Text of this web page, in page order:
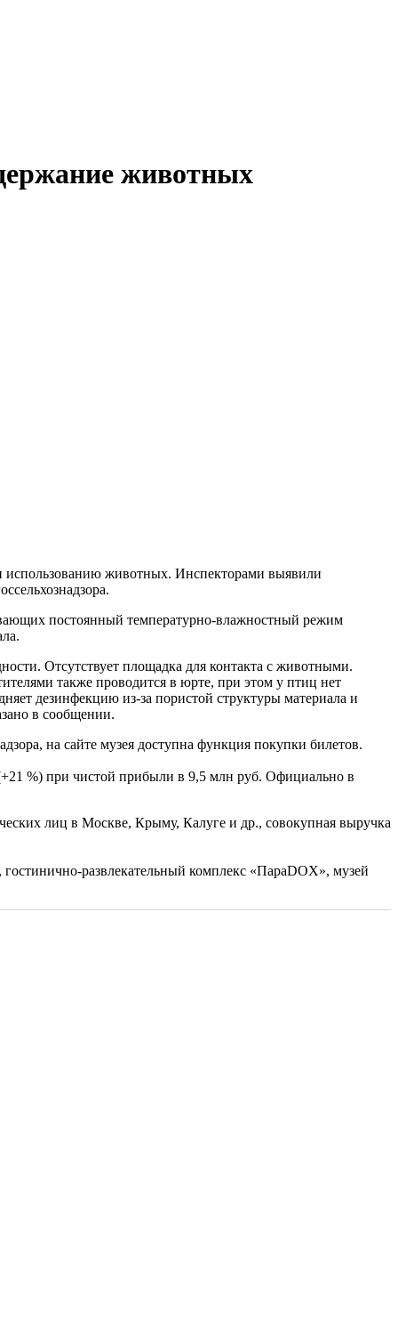
животных
использованию животных. Инспекторами выявили
постоянный температурно-влажностный режим
Отсутствует площадка для контакта с животными.
также проводится в юрте, при этом у птиц нет
дезинфекцию из-за пористой структуры материала и
в сообщении.
на сайте музея доступна функция покупки билетов.
%) при чистой прибыли в 9,5 млн руб. Официально в
лиц в Москве, Крыму, Калуге и др., совокупная выручка
развлекательный комплекс «ПараDOX», музей